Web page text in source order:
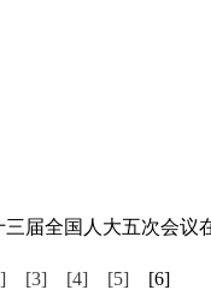
全国人大五次会议
[3] [4] [5] [6]